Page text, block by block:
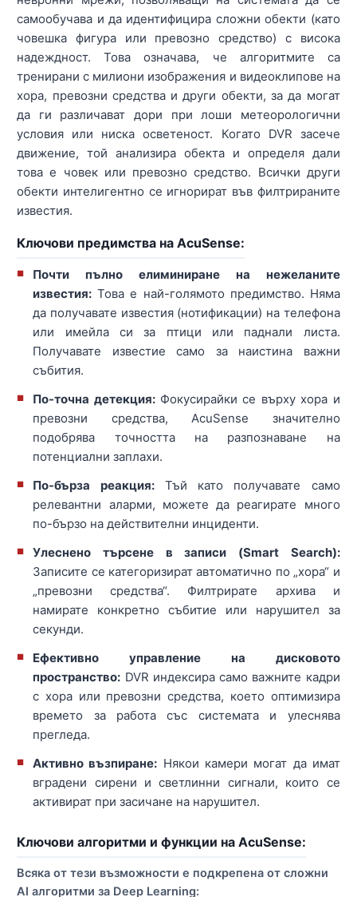
самообучава и да идентифицира сложни обекти (като
човешка фигура или превозно средство) с висока
надеждност. Това означава, че алгоритмите са
тренирани с милиони изображения и видеоклипове на
хора, превозни средства и други обекти, за да могат
да ги различават дори при лоши метеорологични
условия или ниска осветеност. Когато DVR засече
движение, той анализира обекта и определя дали
това е човек или превозно средство. Всички други
обекти интелигентно се игнорират във филтрираните
известия.
Ключови предимства на AcuSense:
Почти пълно елиминиране на нежеланите
известия: Това е най-голямото предимство. Няма
да получавате известия (нотификации) на телефона
или имейла си за птици или паднали листа.
Получавате известие само за наистина важни
събития.
По-точна детекция:Фокусирайки се върху хора и
превозни средства, AcuSense значително
подобрява точността на разпознаване на
потенциални заплахи.
По-бърза реакция:Тъй като получавате само
релевантни аларми, можете да реагирате много
по-бързо на действителни инциденти.
Улеснено търсене в записи (Smart Search):
Записите се категоризират автоматично по „хора“ и
„превозни средства“. Филтрирате архива и
намирате конкретно събитие или нарушител за
секунди.
Ефективно управление на дисковото
пространство: DVR индексира само важните кадри
с хора или превозни средства, което оптимизира
времето за работа със системата и улеснява
прегледа.
Активно възпиране: Някои камери могат да имат
вградени сирени и светлинни сигнали, които се
активират при засичане на нарушител.
Ключови алгоритми и функции на AcuSense:
Всяка от тези възможности е подкрепена от сложни
AI алгоритми за Deep Learning: